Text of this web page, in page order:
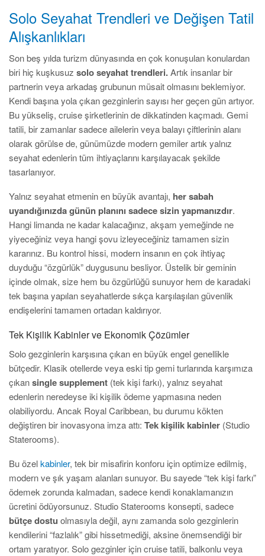
Solo Seyahat Trendleri ve Değişen Tatil
Alışkanlıkları
Son beş yılda turizm dünyasında en çok konuşulan konulardan
biri hiç kuşkusuz solo seyahat trendleri.Artık insanlar bir
partnerin veya arkadaş grubunun müsait olmasını beklemiyor.
Kendi başına yola çıkan gezginlerin sayısı her geçen gün artıyor.
Bu yükseliş, cruise şirketlerinin de dikkatinden kaçmadı. Gemi
tatili, bir zamanlar sadece ailelerin veya balayı çiftlerinin alanı
olarak görülse de, günümüzde modern gemiler artık yalnız
seyahat edenlerin tüm ihtiyaçlarını karşılayacak şekilde
tasarlanıyor.
Yalnız seyahat etmenin en büyük avantajı, her sabah
uyandığınızda günün planını sadece sizin yapmanızdır.
Hangi limanda ne kadar kalacağınız, akşam yemeğinde ne
yiyeceğiniz veya hangi şovu izleyeceğiniz tamamen sizin
kararınız. Bu kontrol hissi, modern insanın en çok ihtiyaç
duyduğu “özgürlük” duygusunu besliyor. Üstelik bir geminin
içinde olmak, size hem bu özgürlüğü sunuyor hem de karadaki
tek başına yapılan seyahatlerde sıkça karşılaşılan güvenlik
endişelerini tamamen ortadan kaldırıyor.
Tek Kişilik Kabinler ve Ekonomik Çözümler
Solo gezginlerin karşısına çıkan en büyük engel genellikle
bütçedir. Klasik otellerde veya eski tip gemi turlarında karşımıza
çıkansingle supplement (tek kişi farkı), yalnız seyahat
edenlerin neredeyse iki kişilik ödeme yapmasına neden
olabiliyordu. Ancak Royal Caribbean, bu durumu kökten
değiştiren bir inovasyona imza attı: Tek kişilik kabinler (Studio
Staterooms).
Bu özelkabinler, tek bir misafirin konforu için optimize edilmiş,
modern ve şık yaşam alanları sunuyor. Bu sayede “tek kişi farkı”
ödemek zorunda kalmadan, sadece kendi konaklamanızın
ücretini ödüyorsunuz. Studio Staterooms konsepti, sadece
bütçe dostu olmasıyla değil, aynı zamanda solo gezginlerin
kendilerini “fazlalık” gibi hissetmediği, aksine önemsendiği bir
ortam yaratıyor. Solo gezginler için cruise tatili, balkonlu veya